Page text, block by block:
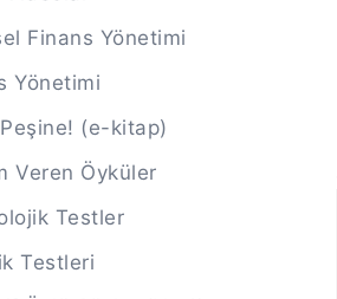
Finans Yönetimi
Yönetimi
(e-kitap)
Veren Öyküler
Testler
Testleri